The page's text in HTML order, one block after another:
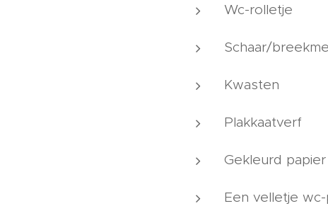
Wc-rolletje
Schaar/
Kwasten
Plakkaatverf
Gekleurd
Een velletje